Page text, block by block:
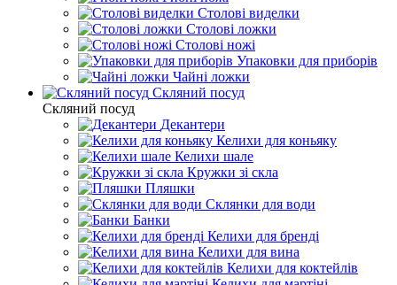
Столові виделки
Столові ложки
Столові ножі
Упаковки для приборів
Чайні ложки
Скляний посуд
Скляний посуд
Декантери
Келихи для коньяку
Келихи шале
Кружки зі скла
Пляшки
Склянки для води
Банки
Келихи для бренді
Келихи для вина
Келихи для коктейлів